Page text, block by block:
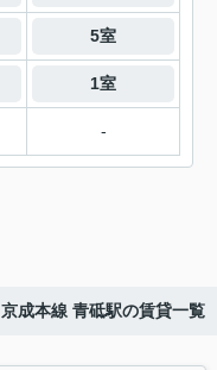
5室
1室
-
京成本線 青砥駅の賃貸一覧